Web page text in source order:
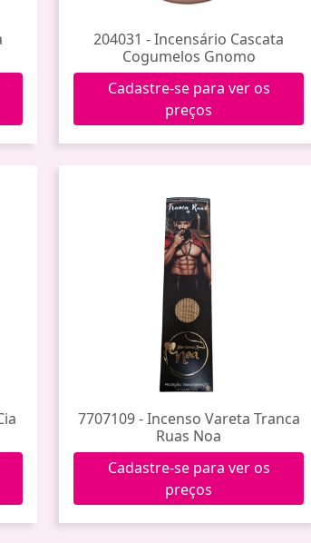
204031 - Incensário Cascata
Cogumelos Gnomo
Cadastre-se para ver os
preços
7707109 - Incenso Vareta Tranca
Ruas Noa
Cadastre-se para ver os
preços